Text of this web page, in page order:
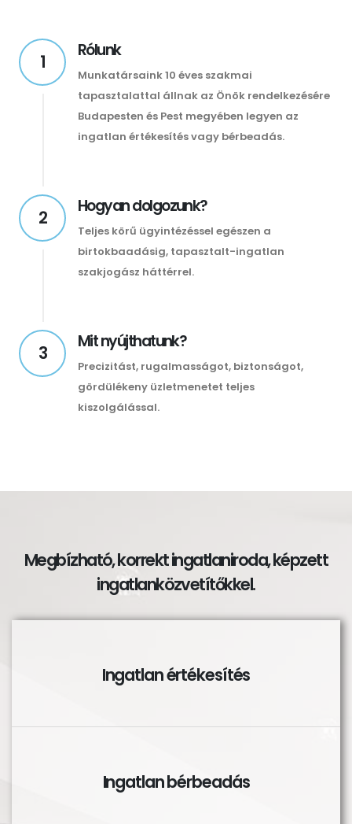
1
Rólunk
Munkatársaink 10 éves szakmai
tapasztalattal állnak az Önök rendelkezésére
Budapesten és Pest megyében legyen az
ingatlan értékesítés vagy bérbeadás.
2
Hogyan dolgozunk?
Teljes körű ügyintézéssel egészen a
birtokbaadásig, tapasztalt-ingatlan
szakjogász háttérrel.
3
Mit nyújthatunk?
Precizitást, rugalmasságot, biztonságot,
gördülékeny üzletmenetet teljes
kiszolgálással.
Megbízható, korrekt ingatlaniroda, képzett
ingatlanközvetítőkkel.
Ingatlan értékesítés
Ingatlan bérbeadás